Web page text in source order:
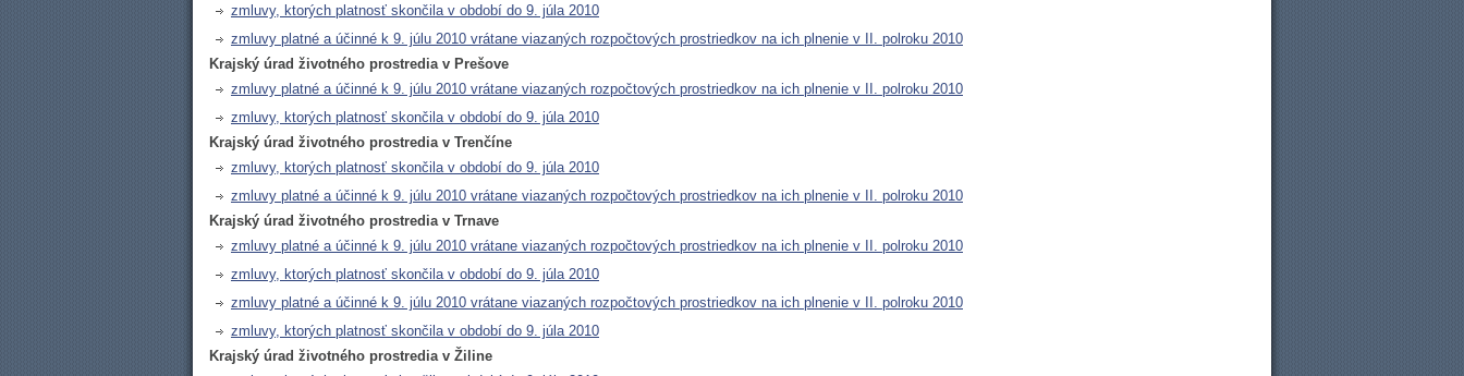
zmluvy, ktorých platnosť skončila v období do 9. júla 2010
zmluvy platné a účinné k 9. júlu 2010 vrátane viazaných rozpočtových prostriedkov na ich plnenie v II. polroku 2010
Krajský úrad životného prostredia v Prešove
zmluvy platné a účinné k 9. júlu 2010 vrátane viazaných rozpočtových prostriedkov na ich plnenie v II. polroku 2010
zmluvy, ktorých platnosť skončila v období do 9. júla 2010
Krajský úrad životného prostredia v Trenčíne
zmluvy, ktorých platnosť skončila v období do 9. júla 2010
zmluvy platné a účinné k 9. júlu 2010 vrátane viazaných rozpočtových prostriedkov na ich plnenie v II. polroku 2010
Krajský úrad životného prostredia v Trnave
zmluvy platné a účinné k 9. júlu 2010 vrátane viazaných rozpočtových prostriedkov na ich plnenie v II. polroku 2010
zmluvy, ktorých platnosť skončila v období do 9. júla 2010
zmluvy platné a účinné k 9. júlu 2010 vrátane viazaných rozpočtových prostriedkov na ich plnenie v II. polroku 2010
zmluvy, ktorých platnosť skončila v období do 9. júla 2010
Krajský úrad životného prostredia v Žiline